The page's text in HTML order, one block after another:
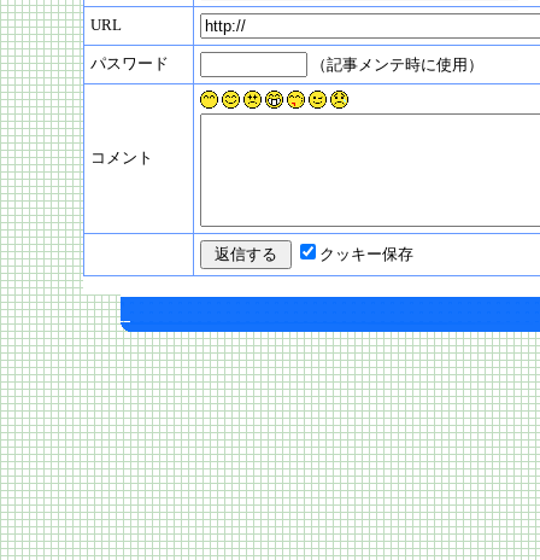
URL
パスワード （記事メンテ時に使用）
コメント
クッキー保存